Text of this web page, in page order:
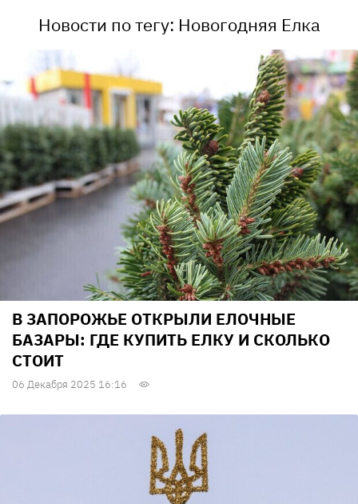
Новости по тегу: Новогодняя Елка
В ЗАПОРОЖЬЕ ОТКРЫЛИ ЕЛОЧНЫЕ
БАЗАРЫ: ГДЕ КУПИТЬ ЕЛКУ И СКОЛЬКО
СТОИТ
06 Декабря 2025 16:16